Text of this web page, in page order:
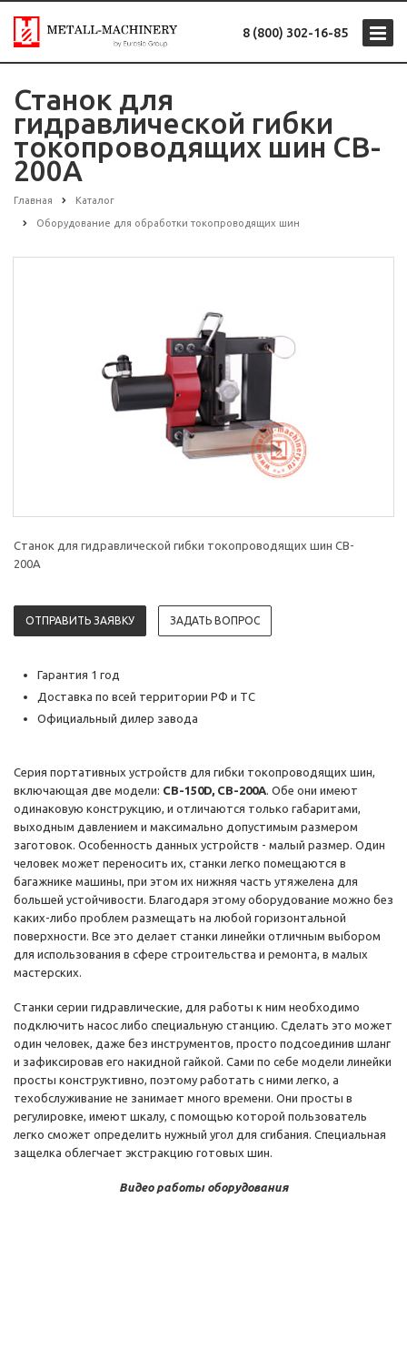
8 (800) 302-16-85
Станок для
гидравлической гибки
токопроводящих шин CB-
200A
Главная Каталог
Оборудование для обработки токопроводящих шин
Станок для гидравлической гибки токопроводящих шин CB-
200A
ОТПРАВИТЬ ЗАЯВКУ ЗАДАТЬ ВОПРОС
Гарантия 1 год
Доставка по всей территории РФ и ТС
Официальный дилер завода
Серия портативных устройств для гибки токопроводящих шин,
включающая две модели: CB-150D, CB-200A. Обе они имеют
одинаковую конструкцию, и отличаются только габаритами,
выходным давлением и максимально допустимым размером
заготовок. Особенность данных устройств - малый размер. Один
человек может переносить их, станки легко помещаются в
багажнике машины, при этом их нижняя часть утяжелена для
большей устойчивости. Благодаря этому оборудование можно без
каких-либо проблем размещать на любой горизонтальной
поверхности. Все это делает станки линейки отличным выбором
для использования в сфере строительства и ремонта, в малых
мастерских.
Станки серии гидравлические, для работы к ним необходимо
подключить насос либо специальную станцию. Сделать это может
один человек, даже без инструментов, просто подсоединив шланг
и зафиксировав его накидной гайкой. Сами по себе модели линейки
просты конструктивно, поэтому работать с ними легко, а
техобслуживание не занимает много времени. Они просты в
регулировке, имеют шкалу, с помощью которой пользователь
легко сможет определить нужный угол для сгибания. Специальная
защелка облегчает экстракцию готовых шин.
Видео работы оборудования